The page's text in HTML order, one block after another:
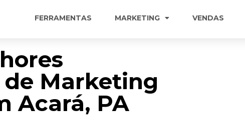
FERRAMENTAS MARKETING VENDAS
Marketing
Acará, PA